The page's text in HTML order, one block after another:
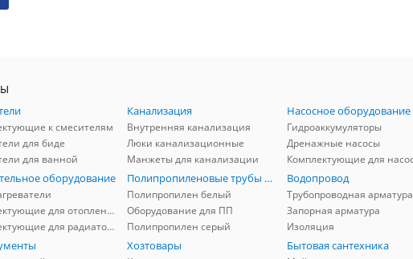
к смесителям
для биде
для ванной
Канализация
Внутренняя канализация
Люки канализационные
Манжеты для канализации
Насосное оборудование
Гидроаккумуляторы
Дренажные насосы
оборудование
Комплектующие для отопления
Комплектующие для радиаторов
Полипропиленовые трубы и фитинги
Полипропилен белый
Оборудование для ПП
Полипропилен серый
Водопровод
Трубопроводная арматура
Запорная арматура
Изоляция
Хозтовары Бытовая сантехника